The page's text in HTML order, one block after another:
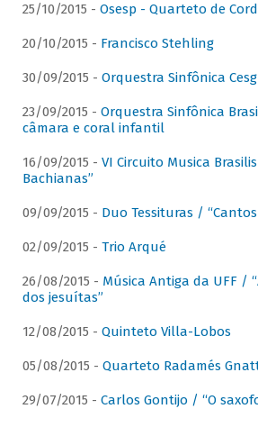
25/10/2015 - Osesp - Quarteto de
20/10/2015 - Francisco Stehling
30/09/2015 - Orquestra Sinfônica
23/09/2015 - Orquestra Sinfônica
câmara e coral infantil
16/09/2015 - VI Circuito Musica
Bachianas”
09/09/2015 - Duo Tessituras /
02/09/2015 - Trio Arqué
26/08/2015 - Música Antiga da UFF /
dos jesuítas”
12/08/2015 - Quinteto Villa-Lobos
05/08/2015 - Quarteto Radamés
29/07/2015 - Carlos Gontijo / “O